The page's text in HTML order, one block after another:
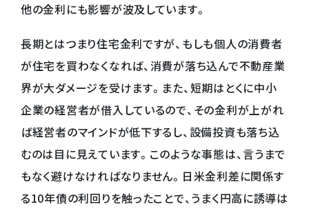
他の金利にも影響が波及しています。
長期とはつまり住宅金利ですが、もしも個人の消費者
が住宅を買わなくなれば、消費が落ち込んで不動産業
界が大ダメージを受けます。また、短期はとくに中小
企業の経営者が借入しているので、その金利が上がれ
ば経営者のマインドが低下するし、設備投資も落ち込
むのは目に見えています。このような事態は、言うまで
もなく避けなければなりません。日米金利差に関係す
る10年債の利回りを触ったことで、うまく円高に誘導は